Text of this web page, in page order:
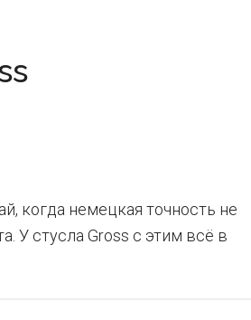
когда немецкая точность не
У стусла Gross с этим всё в